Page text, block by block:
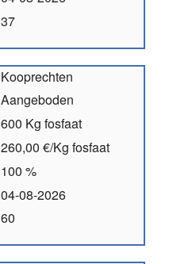
37
Kooprechten
Aangeboden
600 Kg fosfaat
260,00 €/Kg fosfaat
100 %
04-08-2026
60